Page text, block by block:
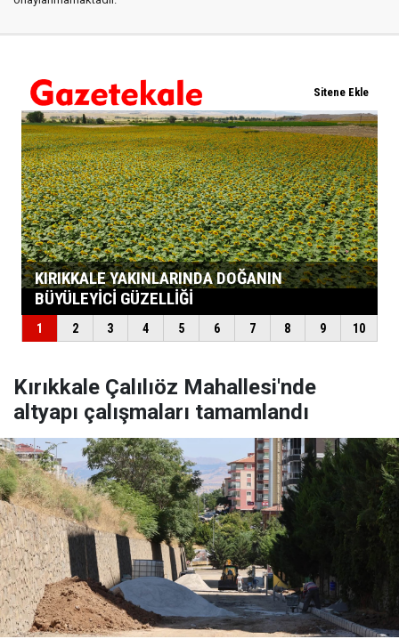
Kırıkkale Çalılıöz Mahallesi'nde
altyapı çalışmaları tamamlandı